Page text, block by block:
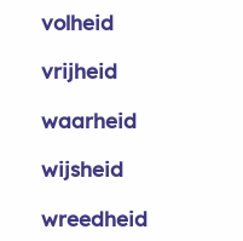
volheid
vrijheid
waarheid
wijsheid
wreedheid